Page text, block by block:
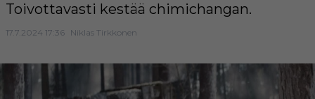
Toivottavasti kestää chimichangan.
17.7.2024 17:36 Niklas Tirkkonen